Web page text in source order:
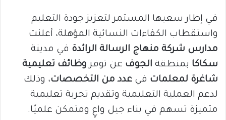
في إطار سعيها المستمر لتعزيز جودة التعليم
واستقطاب الكفاءات النسائية المؤهلة، أعلنت
مدارس شركة منهاج الرسالة الرائدة في مدينة
سكاكا بمنطقة الجوف عن توفروظائف تعليمية
شاغرة لمعلمات في عدد من التخصصات، وذلك
لدعم العملية التعليمية وتقديم تجربة تعليمية
متميزة تسهم في بناء جيل واعٍ ومتمكن علميًا.